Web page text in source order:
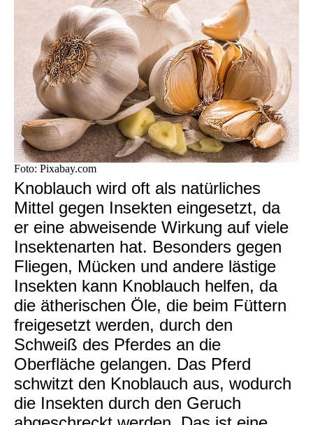
Foto: Pixabay.com
Knoblauch wird oft als natürliches
Mittel gegen Insekten eingesetzt, da
er eine abweisende Wirkung auf viele
Insektenarten hat. Besonders gegen
Fliegen, Mücken und andere lästige
Insekten kann Knoblauch helfen, da
die ätherischen Öle, die beim Füttern
freigesetzt werden, durch den
Schweiß des Pferdes an die
Oberfläche gelangen. Das Pferd
schwitzt den Knoblauch aus, wodurch
die Insekten durch den Geruch